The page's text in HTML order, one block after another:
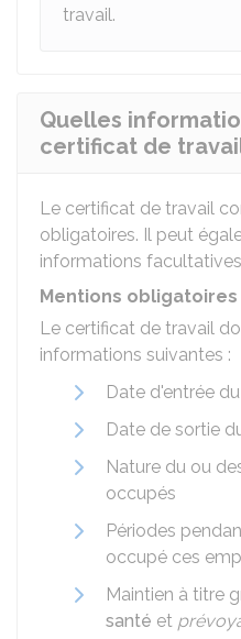
travail.
Quelles
certificat de
Le certificat de travail
obligatoires. Il peut
informations
Mentions obligatoires
Le certificat de travail
informations suivantes :
Date d'entrée
Date de sortie
Nature du ou
occupés
Périodes
occupé ces
Maintien à titre
santé et